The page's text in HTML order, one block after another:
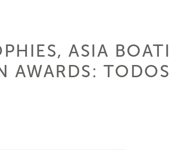
ASIA
AWARDS: